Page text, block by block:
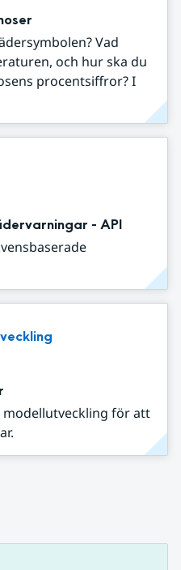
Vad
och hur ska du
procentsiffror? I
- API
modellutveckling för att